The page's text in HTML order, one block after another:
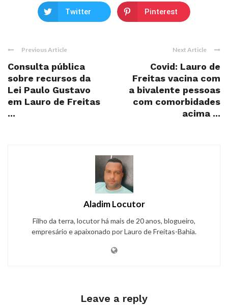
Twitter Pinterest
Previous Article
Consulta pública
sobre recursos da
Lei Paulo Gustavo
em Lauro de Freitas
...
Next Article
Covid: Lauro de
Freitas vacina com
a bivalente pessoas
com comorbidades
acima ...
Aladim Locutor
Filho da terra, locutor há mais de 20 anos, blogueiro,
empresário e apaixonado por Lauro de Freitas-Bahia.
Leave a reply